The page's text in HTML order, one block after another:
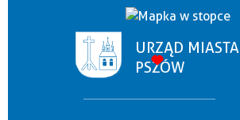
URZĄD MIASTA
PSZÓW